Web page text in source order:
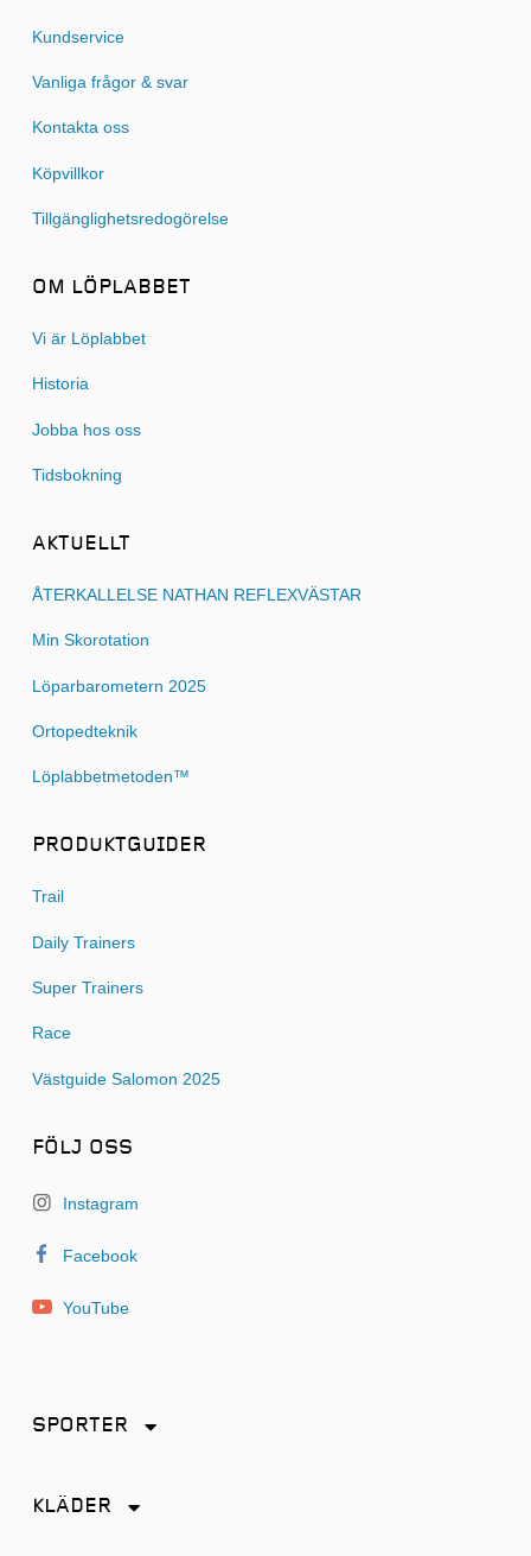
Kundservice
Vanliga frågor & svar
Kontakta oss
Köpvillkor
Tillgänglighetsredogörelse
OM LÖPLABBET
Vi är Löplabbet
Historia
Jobba hos oss
Tidsbokning
AKTUELLT
ÅTERKALLELSE NATHAN REFLEXVÄSTAR
Min Skorotation
Löparbarometern 2025
Ortopedteknik
Löplabbetmetoden™
PRODUKTGUIDER
Trail
Daily Trainers
Super Trainers
Race
Västguide Salomon 2025
FÖLJ OSS
Instagram
Facebook
YouTube
SPORTER
KLÄDER